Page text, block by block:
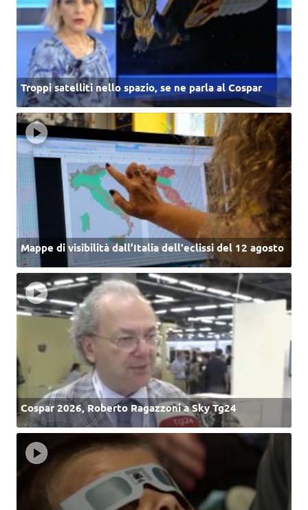
Troppi satelliti nello spazio, se ne parla al Cospar
Mappe di visibilità dall’Italia dell'eclissi del 12 agosto
Cospar 2026, Roberto Ragazzoni a Sky Tg24